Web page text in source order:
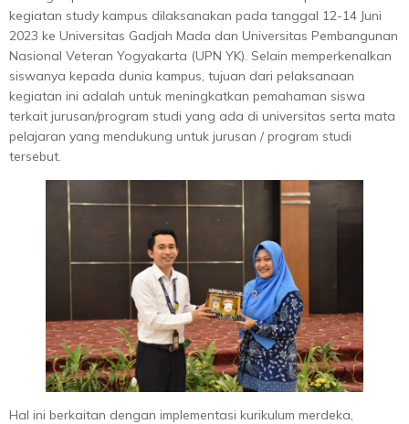
kegiatan study kampus dilaksanakan pada tanggal 12-14 Juni
2023 ke Universitas Gadjah Mada dan Universitas Pembangunan
Nasional Veteran Yogyakarta (UPN YK). Selain memperkenalkan
siswanya kepada dunia kampus, tujuan dari pelaksanaan
kegiatan ini adalah untuk meningkatkan pemahaman siswa
terkait jurusan/program studi yang ada di universitas serta mata
pelajaran yang mendukung untuk jurusan / program studi
tersebut.
Hal ini berkaitan dengan implementasi kurikulum merdeka,